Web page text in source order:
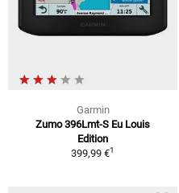
Garmin
Zumo 396Lmt-S Eu Louis
Edition
399,99 €1